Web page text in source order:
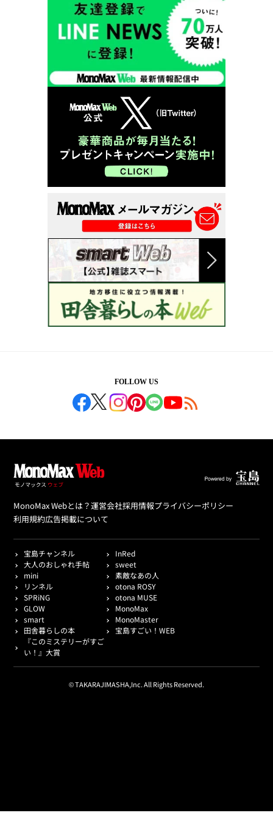
FOLLOW US
MonoMax Webとは？運営会社採用情報プライバシーポリシー
利用規約広告掲載について
宝島チャンネル
InRed
大人のおしゃれ手帖
sweet
mini
素敵なあの人
リンネル
otona ROSY
SPRiNG
otona MUSE
GLOW
MonoMax
smart
MonoMaster
田舎暮らしの本
宝島すごい！WEB
『このミステリーがすご
い！』大賞
© TAKARAJIMASHA,Inc. All Rights Reserved.